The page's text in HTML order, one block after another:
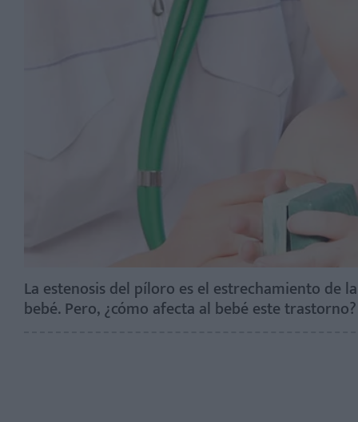
La estenosis del píloro es el estrechamiento de
bebé. Pero, ¿cómo afecta al bebé este